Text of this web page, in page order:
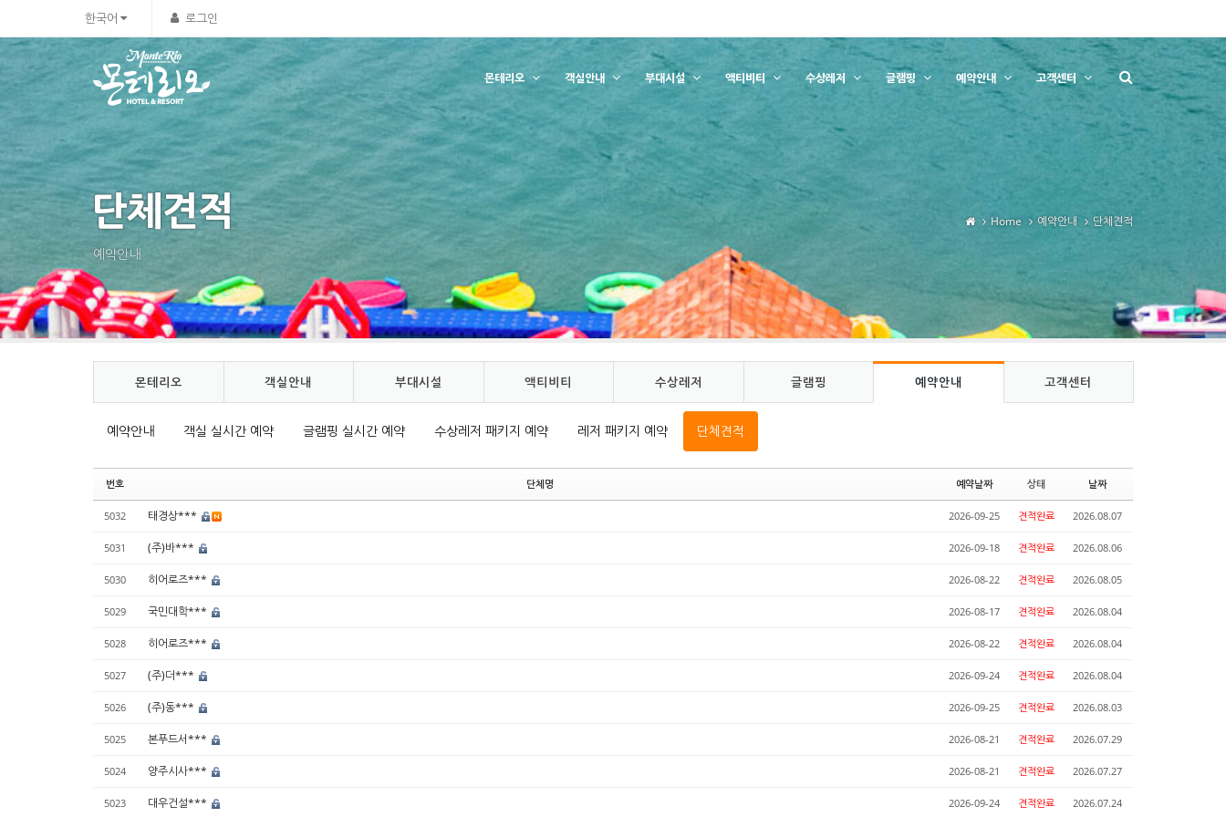
한국어 로그인
몬테리오 객실안내 부대시설 액티비티 수상레저 글램핑 예약안내 고객센터
단체견적
예약안내
Home 예약안내 단체견적
몬테리오 객실안내 부대시설 액티비티 수상레저 글램핑 예약안내 고객센터
예약안내 객실 실시간 예약 글램핑 실시간 예약 수상레저 패키지 예약 레저 패키지 예약 단체견적
번호 단체명 예약날짜 상태 날짜
5032 태경상*** 2026-09-25 견적완료 2026.08.07
5031 (주)바*** 2026-09-18 견적완료 2026.08.06
5030 히어로즈*** 2026-08-22 견적완료 2026.08.05
5029 국민대학*** 2026-08-17 견적완료 2026.08.04
5028 히어로즈*** 2026-08-22 견적완료 2026.08.04
5027 (주)더*** 2026-09-24 견적완료 2026.08.04
5026 (주)동*** 2026-09-25 견적완료 2026.08.03
5025 본푸드서*** 2026-08-21 견적완료 2026.07.29
5024 양주시사*** 2026-08-21 견적완료 2026.07.27
5023 대우건설*** 2026-09-24 견적완료 2026.07.24
Sketchbook5, 스케치북5